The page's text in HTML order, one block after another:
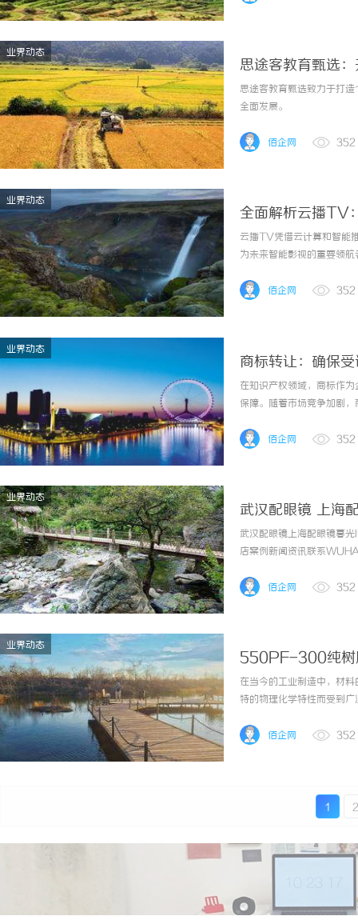
业界动态
思途客教育甄选
思途客教育甄选致力于打
全面发展。
佰企网 352
业界动态
全面解析云播TV
云播TV凭借云计算和智能
为未来智能影视的重要领航
佰企网 352
业界动态
商标转让：确保
在知识产权领域，商标作
保障。随着市场竞争加剧
中必须解决的关键问题。
佰企网 352
业界动态
武汉配眼镜 上海
武汉配眼镜上海配眼镜暮
店案例新闻资讯联系
为基础，全场镜片40%-
佰企网 352
业界动态
550PF-300纯树
在当今的工业制造中，材
特的物理化学特性而受到
550PF-300纯树脂细粉是
佰企网 352
1 2